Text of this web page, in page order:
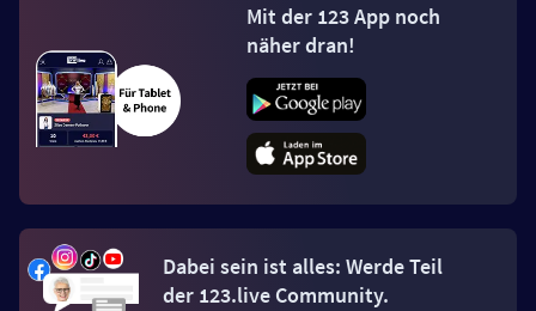
Mit der 123 App noch
näher dran!
Dabei sein ist alles: Werde Teil
der 123.live Community.